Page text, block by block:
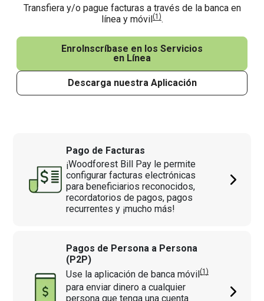
Transfiera y/o pague facturas a través de la banca en
línea y móvil (1).
EnroInscríbase en los Servicios
en Línea
Descarga nuestra Aplicación
Pago de Facturas
¡Woodforest Bill Pay le permite
configurar facturas electrónicas
para beneficiarios reconocidos,
recordatorios de pagos, pagos
recurrentes y ¡mucho más!
Pagos de Persona a Persona
(P2P)
Use la aplicación de banca móvil(1)
para enviar dinero a cualquier
persona que tenga una cuenta